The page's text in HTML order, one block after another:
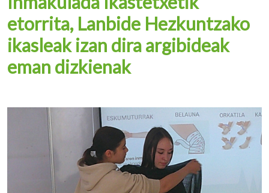
etorrita, Lanbide Hezkuntzako
ikasleak izan dira argibideak
eman dizkienak